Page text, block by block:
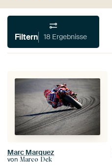
Filtern 18 Ergebnisse
Marc Marquez
von Marco Dek